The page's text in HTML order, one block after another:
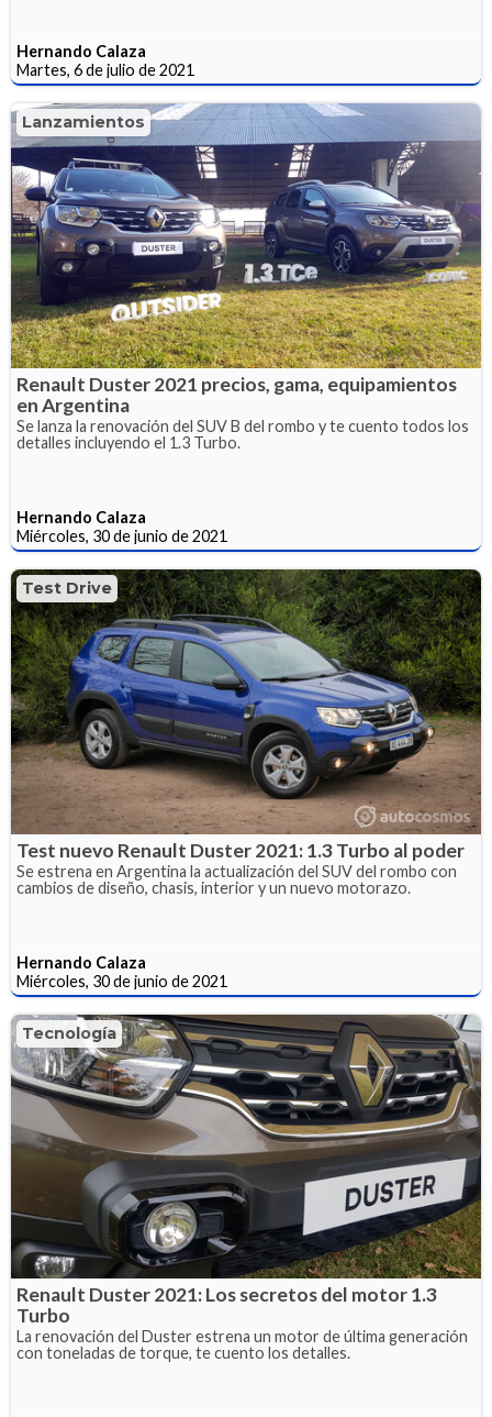
Hernando Calaza
Martes, 6 de julio de 2021
Lanzamientos
Renault Duster 2021 precios, gama, equipamientos
en Argentina
Se lanza la renovación del SUV B del rombo y te cuento todos los
detalles incluyendo el 1.3 Turbo.
Hernando Calaza
Miércoles, 30 de junio de 2021
Test Drive
Test nuevo Renault Duster 2021: 1.3 Turbo al poder
Se estrena en Argentina la actualización del SUV del rombo con
cambios de diseño, chasis, interior y un nuevo motorazo.
Hernando Calaza
Miércoles, 30 de junio de 2021
Tecnología
Renault Duster 2021: Los secretos del motor 1.3
Turbo
La renovación del Duster estrena un motor de última generación
con toneladas de torque, te cuento los detalles.